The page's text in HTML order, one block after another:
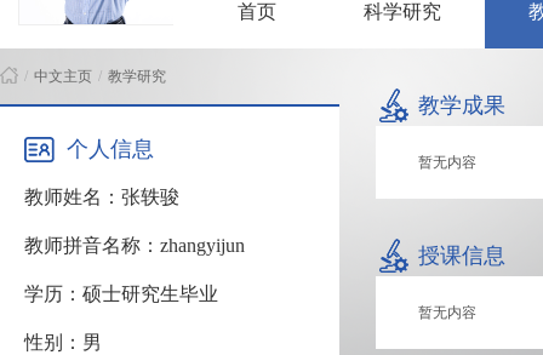
首页 科学研究
/ 中文主页 / 教学研究
个人信息
教师姓名：张轶骏
教师拼音名称：zhangyijun
学历：硕士研究生毕业
性别：男
教学成果
暂无内容
授课信息
暂无内容